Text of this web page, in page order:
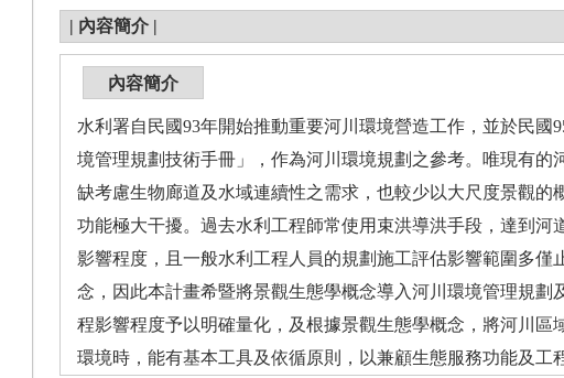
| 內容簡介 |
內容簡介
水利署自民國93年開始推動重要河川環境營造工作，並於民
境管理規劃技術手冊」，作為河川環境規劃之參考。唯現有
缺考慮生物廊道及水域連續性之需求，也較少以大尺度景觀
功能極大干擾。過去水利工程師常使用束洪導洪手段，達到
影響程度，且一般水利工程人員的規劃施工評估影響範圍多
念，因此本計畫希暨將景觀生態學概念導入河川環境管理規
程影響程度予以明確量化，及根據景觀生態學概念，將河川區
環境時，能有基本工具及依循原則，以兼顧生態服務功能及工